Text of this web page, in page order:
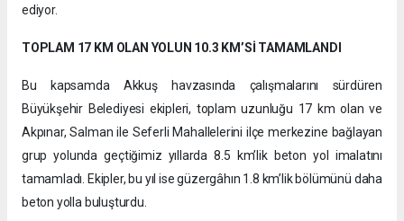
ediyor.
TOPLAM 17 KM OLAN YOLUN 10.3 KM’Sİ TAMAMLANDI
Bu kapsamda Akkuş havzasında çalışmalarını sürdüren
Büyükşehir Belediyesi ekipleri, toplam uzunluğu 17 km olan ve
Akpınar, Salman ile Seferli Mahallelerini ilçe merkezine bağlayan
grup yolunda geçtiğimiz yıllarda 8.5 km’lik beton yol imalatını
tamamladı. Ekipler, bu yıl ise güzergâhın 1.8 km’lik bölümünü daha
beton yolla buluşturdu.